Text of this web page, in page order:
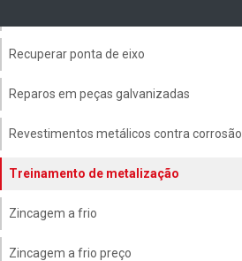
Recuperar ponta de eixo
Reparos em peças galvanizadas
Revestimentos metálicos contra corrosão
Treinamento de metalização
Zincagem a frio
Zincagem a frio preço